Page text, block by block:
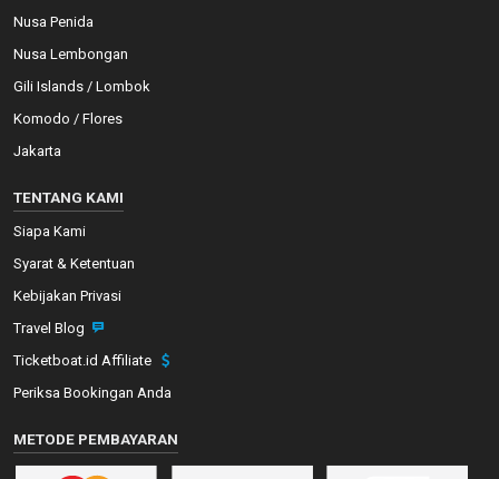
Nusa Penida
Nusa Lembongan
Gili Islands / Lombok
Komodo / Flores
Jakarta
TENTANG KAMI
Siapa Kami
Syarat & Ketentuan
Kebijakan Privasi
Travel Blog
Ticketboat.id Affiliate
Periksa Bookingan Anda
METODE PEMBAYARAN